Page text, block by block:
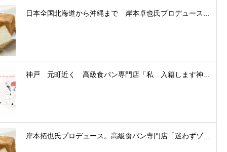
日本全国北海道から沖縄まで 岸本卓也氏プロデュース...
神戸 元町近く 高級食パン専門店「私 入籍します神...
岸本拓也氏プロデュース。高級食パン専門店「迷わずゾ...